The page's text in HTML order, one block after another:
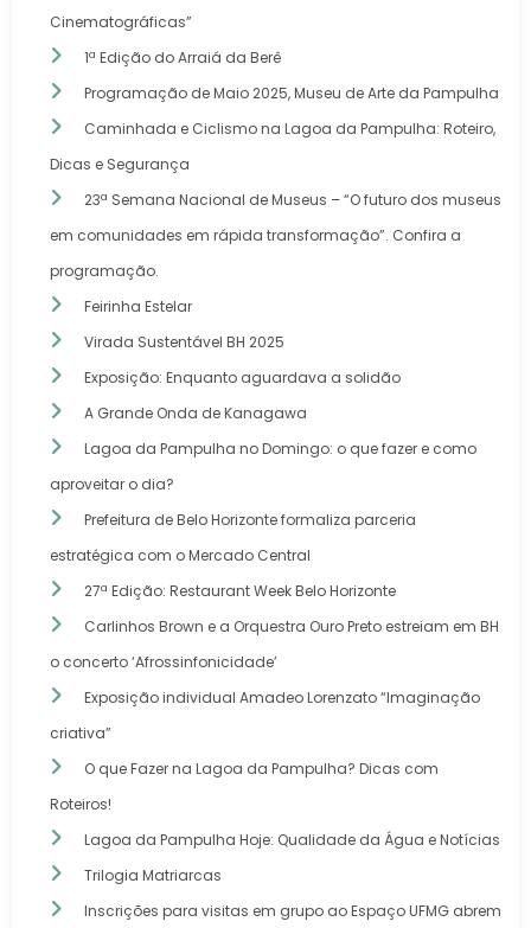
Cinematográficas”
1ª Edição do Arraiá da Berê
Programação de Maio 2025, Museu de Arte da Pampulha
Caminhada e Ciclismo na Lagoa da Pampulha: Roteiro,
Dicas e Segurança
23ª Semana Nacional de Museus – “O futuro dos museus
em comunidades em rápida transformação”. Confira a
programação.
Feirinha Estelar
Virada Sustentável BH 2025
Exposição: Enquanto aguardava a solidão
A Grande Onda de Kanagawa
Lagoa da Pampulha no Domingo: o que fazer e como
aproveitar o dia?
Prefeitura de Belo Horizonte formaliza parceria
estratégica com o Mercado Central
27ª Edição: Restaurant Week Belo Horizonte
Carlinhos Brown e a Orquestra Ouro Preto estreiam em BH
o concerto ‘Afrossinfonicidade’
Exposição individual Amadeo Lorenzato “Imaginação
criativa”
O que Fazer na Lagoa da Pampulha? Dicas com
Roteiros!
Lagoa da Pampulha Hoje: Qualidade da Água e Notícias
Trilogia Matriarcas
Inscrições para visitas em grupo ao Espaço UFMG abrem